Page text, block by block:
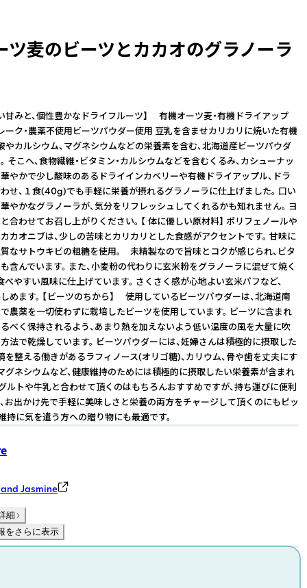
ツ麦のビーツとカカオのグラノーラ
甘みと、個性豊かなドライフルーツ】 有機オーツ麦・有機ドライアップ
ーク・農薬不使用ビーツパウダー使用 豆乳を含ませカリカリに焼いた有機
やカルシウム、マグネシウムなどの栄養素を含む、北海道産ビーツパウダ
そこへ、食物繊維・ビタミン・カルシウムなどを含むくるみ、カシューナッ
華やかで少し酸味のあるドライインカベリーや有機ドライアップル、ドラ
せ、１食(40g)でも手軽に栄養が摂れるグラノーラに仕上げました。 口い
やかなグラノーラが、気分をリフレッシュしてくれるかも知れません。 ヨ
合わせてお召し上がりください。 【 体に優しい原材料】 ポリフェノールや
カオニブは、少しの苦味とカリカリとした食感がアクセントです。 甘味に
なサトウキビの粗糖を使用。 未精製なので旨味とコクが感じられ、ビタ
含んでいます。 また、小麦粉の代わりに玄米粉をグラノーラに混ぜて焼く
べやすい風味に仕上げています。 さくさく感が心地よい玄米パフなど、
めます。 【ビーツのちから】 使用しているビーツパウダーは、北海道南
農薬を一切使わずに栽培したビーツを使用しています。 ビーツに含まれ
べく保持されるよう、あまり熱を加えないよう低い温度の風を大量に吹
法で乾燥しています。 ビーツパウダーには、妊婦さんは積極的に摂取した
を整える働きがあるラフィノース(オリゴ糖)、カリウム、骨や歯を丈夫にす
グネシウムなど、健康維持のためには積極的に摂取したい栄養素が含まれ
ルトや牛乳と合わせて頂くのはもちろんおすすめですが、持ち運びに便利
お出かけ先で手軽に美味しさと栄養の両方をチャージして頂くのにもピッ
持に気を遣う方への贈り物にも最適です。
and Jasmine
細
をさらに表示